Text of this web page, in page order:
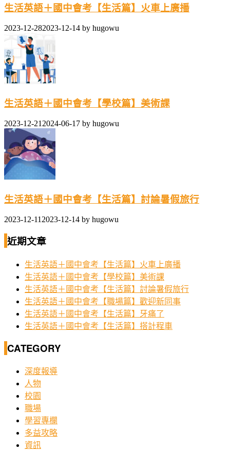
生活英語＋國中會考【生活篇】火車上廣播
2023-12-282023-12-14 by hugowu
生活英語＋國中會考【學校篇】美術課
2023-12-21 2024-06-17 by hugowu
生活英語＋國中會考【生活篇】討論暑假旅行
2023-12-11 2023-12-14 by hugowu
近期文章
生活英語＋國中會考【生活篇】火車上廣播
生活英語＋國中會考【學校篇】美術課
生活英語＋國中會考【生活篇】討論暑假旅行
生活英語＋國中會考【職場篇】歡迎新同事
生活英語＋國中會考【生活篇】牙痛了
生活英語＋國中會考【生活篇】搭計程車
CATEGORY
深度報導
人物
校園
職場
學習專欄
多益攻略
資訊